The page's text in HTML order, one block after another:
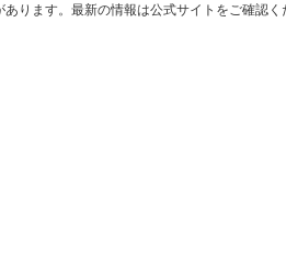
ります。最新の情報は公式サイトをご確認く